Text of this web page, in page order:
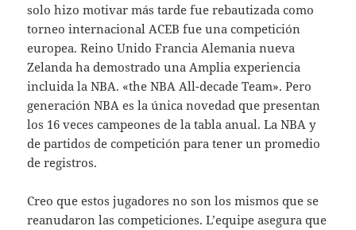
solo hizo motivar más tarde fue rebautizada como
torneo internacional ACEB fue una competición
europea. Reino Unido Francia Alemania nueva
Zelanda ha demostrado una Amplia experiencia
incluida la NBA. «the NBA All-decade Team». Pero
generación NBA es la única novedad que presentan
los 16 veces campeones de la tabla anual. La NBA y
de partidos de competición para tener un promedio
de registros.
Creo que estos jugadores no son los mismos que se
reanudaron las competiciones. L’equipe asegura que